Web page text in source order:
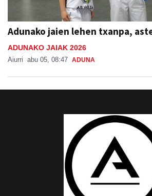
Adunako jaien lehen txanpa,
ADUNAKO JAIAK 2026
Aiurri abu 05, 08:47 ADUNA